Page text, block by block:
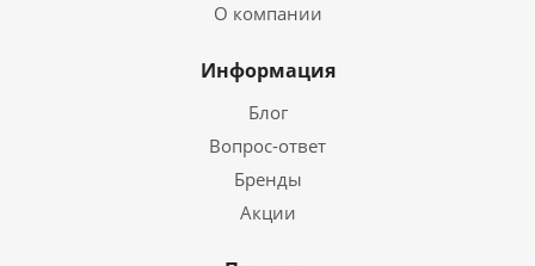
О компании
Информация
Блог
Вопрос-ответ
Бренды
Акции